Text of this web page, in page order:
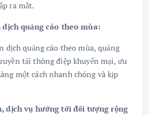
ra mắt.
dịch quảng cáo theo mùa:
dịch quảng cáo theo mùa, quảng
tải thông điệp khuyến mại, ưu
một cách nhanh chóng và kịp
dịch vụ hướng tới đối tượng rộng